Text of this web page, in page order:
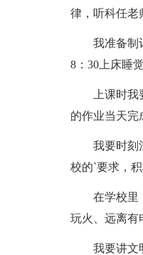
律，听科任老
我准备制订
8：30上床睡
上课时我要
的作业当天完
我要时刻注
校的`要求，
在学校里，
玩火、远离有
我要讲文明